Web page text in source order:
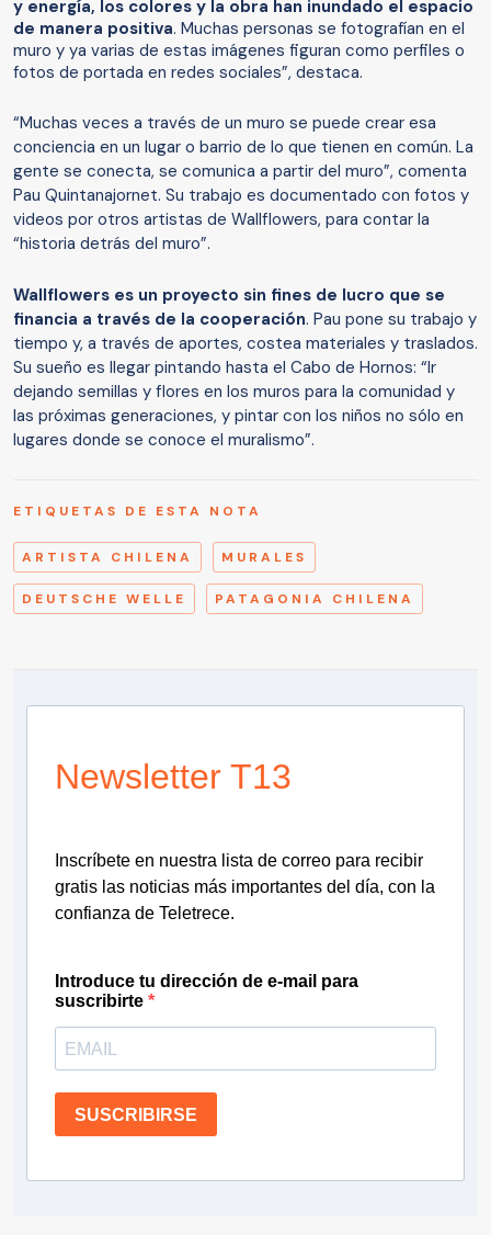
y energía, los colores y la obra han inundado el espacio
de manera positiva. Muchas personas se fotografían en el
muro y ya varias de estas imágenes figuran como perfiles o
fotos de portada en redes sociales”, destaca.
“Muchas veces a través de un muro se puede crear esa
conciencia en un lugar o barrio de lo que tienen en común. La
gente se conecta, se comunica a partir del muro”, comenta
Pau Quintanajornet. Su trabajo es documentado con fotos y
videos por otros artistas de Wallflowers, para contar la
“historia detrás del muro”.
Wallflowers es un proyecto sin fines de lucro que se
financia a través de la cooperación. Pau pone su trabajo y
tiempo y, a través de aportes, costea materiales y traslados.
Su sueño es llegar pintando hasta el Cabo de Hornos: “Ir
dejando semillas y flores en los muros para la comunidad y
las próximas generaciones, y pintar con los niños no sólo en
lugares donde se conoce el muralismo”.
ETIQUETAS DE ESTA NOTA
ARTISTA CHILENA MURALES
DEUTSCHE WELLE PATAGONIA CHILENA
Newsletter T13
Inscríbete en nuestra lista de correo para recibir
gratis las noticias más importantes del día, con la
confianza de Teletrece.
Introduce tu dirección de e-mail para
suscribirte
SUSCRIBIRSE